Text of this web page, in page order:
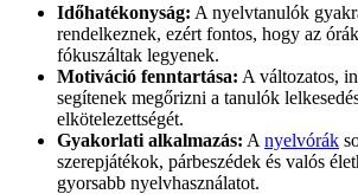
Időhatékonyság: A nyelvtanulók
rendelkeznek, ezért fontos, hogy az órák
fókuszáltak legyenek.
Motiváció fenntartása: A változatos,
segítenek megőrizni a tanulók
elkötelezettségét.
Gyakorlati alkalmazás: A nyelvórák
szerepjátékok, párbeszédek és valós
gyorsabb nyelvhasználatot.